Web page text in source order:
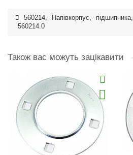
560214, Напівкорпус, підшипника,
560214.0
Також вас можуть зацікавити